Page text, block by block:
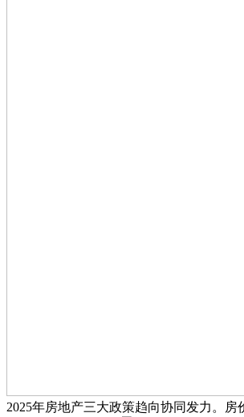
2025年房地产三大政策趋向协同发力。房